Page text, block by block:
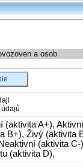
(aktivita A+), Aktivní
B+), Živý (aktivita
(aktivita C-
(aktivita D),